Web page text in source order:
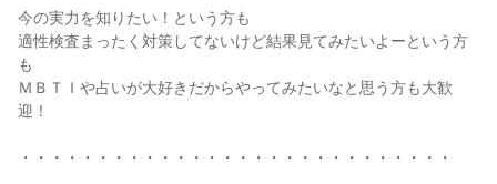
今の実力を知りたい！という方も
適性検査まったく対策してないけど結果見てみたいよーという方
も
ＭＢＴＩや占いが大好きだからやってみたいなと思う方も大歓
迎！
・・・・・・・・・・・・・・・・・・・・・・・・・・・・